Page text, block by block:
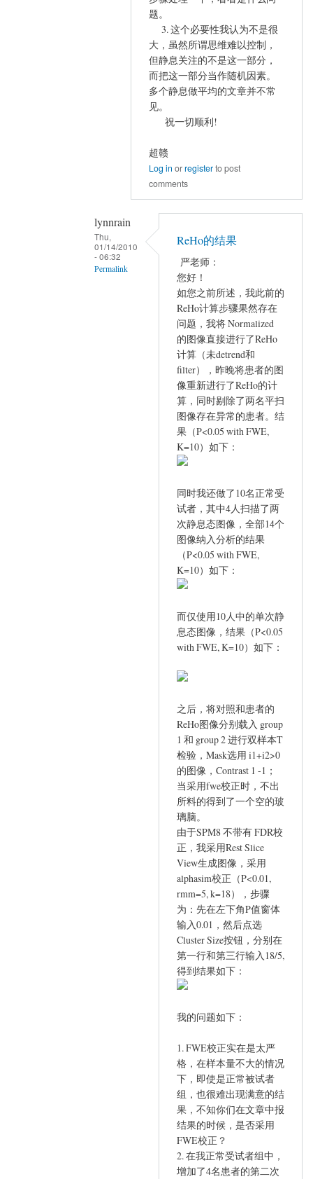
题。
3. 这个必要性我认为不是很
大，虽然所谓思维难以控制，
但静息关注的不是这一部分，
而把这一部分当作随机因素。
多个静息做平均的文章并不常
见。
祝一切顺利!
超赣
Log in orregisterto post
comments
lynnrain
Thu,
01/14/2010
- 06:32
Permalink
ReHo的结果
严老师：
您好！
如您之前所述，我此前的
ReHo计算步骤果然存在
问题，我将 Normalized
的图像直接进行了ReHo
计算（未detrend和
filter），昨晚将患者的图
像重新进行了ReHo的计
算，同时剔除了两名平扫
图像存在异常的患者。结
果（P<0.05 with FWE,
K=10）如下：
同时我还做了10名正常受
试者，其中4人扫描了两
次静息态图像，全部14个
图像纳入分析的结果
（P<0.05 with FWE,
K=10）如下：
而仅使用10人中的单次静
息态图像，结果（P<0.05
with FWE, K=10）如下：
之后，将对照和患者的
ReHo图像分别载入 group
1 和 group 2 进行双样本T
检验，Mask选用 i1+i2>0
的图像，Contrast 1 -1；
当采用fwe校正时，不出
所料的得到了一个空的玻
璃脑。
由于SPM8 不带有 FDR校
正，我采用Rest Slice
View生成图像，采用
alphasim校正（P<0.01,
rmm=5, k=18），步骤
为：先在左下角P值窗体
输入0.01，然后点选
Cluster Size按钮，分别在
第一行和第三行输入18/5,
得到结果如下：
我的问题如下：
1. FWE校正实在是太严
格，在样本量不大的情况
下，即使是正常被试者
组，也很难出现满意的结
果，不知你们在文章中报
结果的时候，是否采用
FWE校正？
2. 在我正常受试者组中，
增加了4名患者的第二次